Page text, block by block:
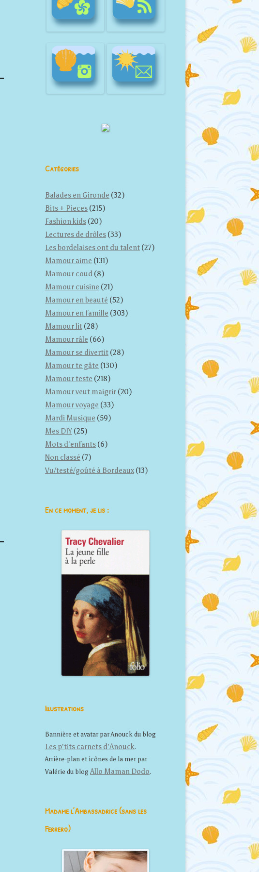
Catégories
Balades en Gironde (32)
Bits + Pieces (215)
Fashion kids (20)
Lectures de drôles (33)
Les bordelaises ont du talent (27)
Mamour aime (131)
Mamour coud (8)
Mamour cuisine (21)
Mamour en beauté (52)
Mamour en famille (303)
Mamour lit (28)
Mamour râle (66)
Mamour se divertit (28)
Mamour te gâte (130)
Mamour teste (218)
Mamour veut maigrir (20)
Mamour voyage (33)
Mardi Musique (59)
Mes DIY (25)
Mots d'enfants (6)
Non classé (7)
Vu/testé/goûté à Bordeaux (13)
En ce moment, je lis :
Illustrations
Bannière et avatar par Anouck du blog
Les p'tits carnets d'Anouck.
Arrière-plan et icônes de la mer par
Valérie du blog Allo Maman Dodo.
Madame l’Ambassadrice (sans les
Ferrero)